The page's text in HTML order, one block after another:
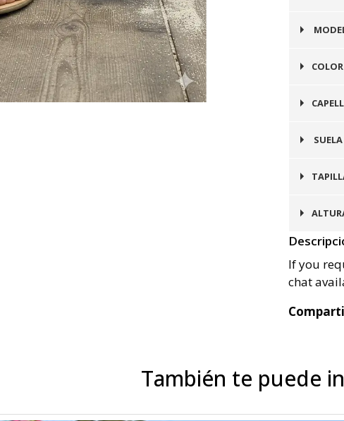
COLOR
Plata
Cuero
SUELA
Goma
Goma
2 cms
If you
chat
También te puede